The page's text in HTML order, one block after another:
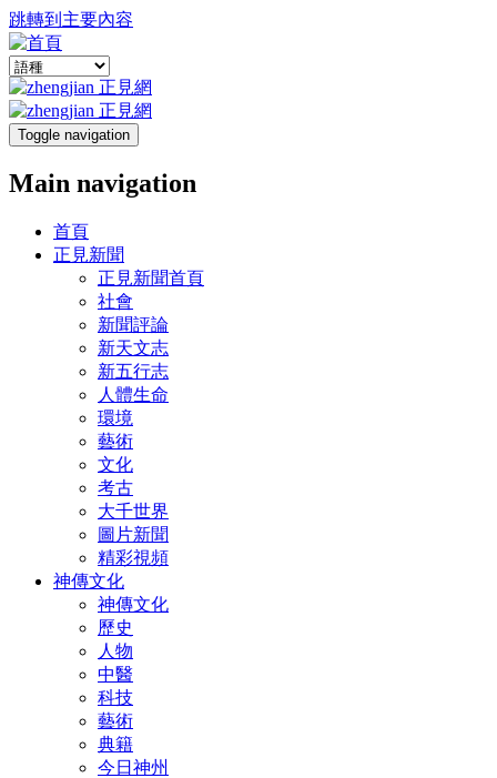
跳轉到主要內容
Toggle navigation
Main navigation
首頁
正見新聞
正見新聞首頁
社會
新聞評論
新天文志
新五行志
人體生命
環境
藝術
文化
考古
大千世界
圖片新聞
精彩視頻
神傳文化
神傳文化
歷史
人物
中醫
科技
藝術
典籍
今日神州